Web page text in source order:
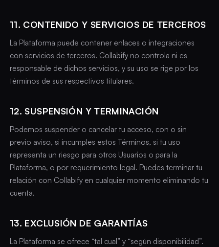
11. CONTENIDO Y SERVICIOS DE TERCEROS
La Plataforma puede contener enlaces o integraciones
con servicios de terceros. Collabify no controla ni es
responsable de dichos servicios, y su uso se rige por los
términos de sus respectivos titulares.
12. SUSPENSIÓN Y TERMINACIÓN
Podemos suspender o cancelar tu acceso, con o sin
previo aviso, si incumples estos Términos, si tu uso
representa un riesgo para otros Usuarios o para la
Plataforma, o por requerimiento legal. Puedes terminar tu
relación con Collabify en cualquier momento eliminando tu
cuenta.
13. EXCLUSIÓN DE GARANTÍAS
La Plataforma se ofrece “tal cual” y “según disponibilidad”.